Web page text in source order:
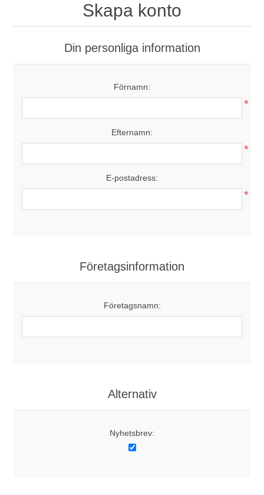
Skapa konto
Din personliga information
Förnamn:
*
Efternamn:
*
E-postadress:
*
Företagsinformation
Företagsnamn:
Alternativ
Nyhetsbrev: